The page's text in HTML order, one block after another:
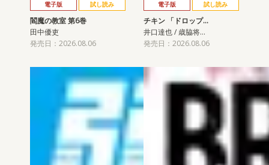
電子版 試し読み
閻魔の教室 第6巻
田中優吏
発売日：2026.08.06
電子版 試し読み
チキン 「ドロップ…
井口達也 / 歳脇将…
発売日：2026.08.06